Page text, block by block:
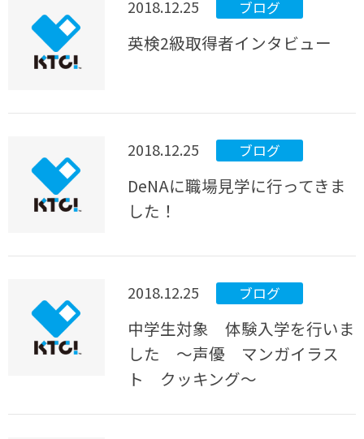
2018.12.25 ブログ
英検2級取得者インタビュー
2018.12.25 ブログ
DeNAに職場見学に行ってきま
した！
2018.12.25 ブログ
中学生対象 体験入学を行いま
した ～声優 マンガイラス
ト クッキング～